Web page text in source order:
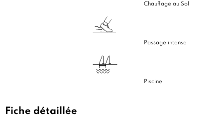
Chauffage au Sol
Passage intense
Piscine
Fiche détaillée